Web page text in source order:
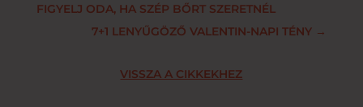
FIGYELJ ODA, HA SZÉP BŐRT SZERETNÉL
7+1 LENYŰGÖZŐ VALENTIN-NAPI TÉNY →
VISSZA A CIKKEKHEZ